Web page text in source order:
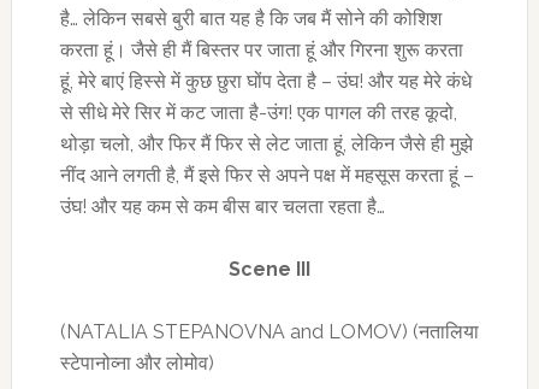
है… लेकिन सबसे बुरी बात यह है कि जब मैं सोने की कोशिश
करता हूं। जैसे ही मैं बिस्तर पर जाता हूं और गिरना शुरू करता
हूं, मेरे बाएं हिस्से में कुछ छुरा घोंप देता है – उंघ! और यह मेरे कंधे
से सीधे मेरे सिर में कट जाता है-उंग! एक पागल की तरह कूदो,
थोड़ा चलो, और फिर मैं फिर से लेट जाता हूं, लेकिन जैसे ही मुझे
नींद आने लगती है, मैं इसे फिर से अपने पक्ष में महसूस करता हूं –
उंघ! और यह कम से कम बीस बार चलता रहता है…
Scene III
(NATALIA STEPANOVNA and LOMOV) (नतालिया
स्टेपानोव्ना और लोमोव)